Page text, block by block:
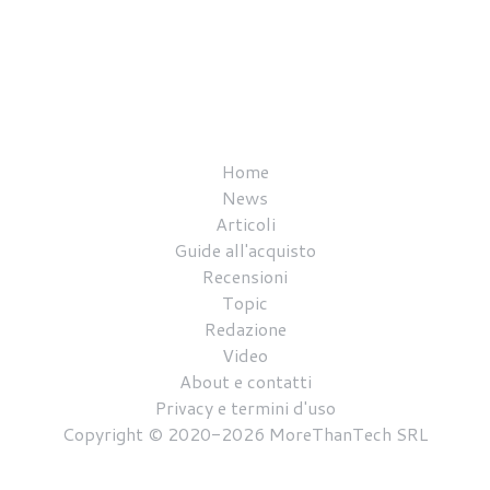
Home
News
Articoli
Guide all'acquisto
Recensioni
Topic
Redazione
Video
About e contatti
Privacy e termini d'uso
Copyright © 2020-2026 MoreThanTech SRL